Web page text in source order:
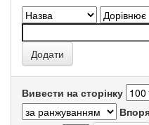
Вивести на сторінку